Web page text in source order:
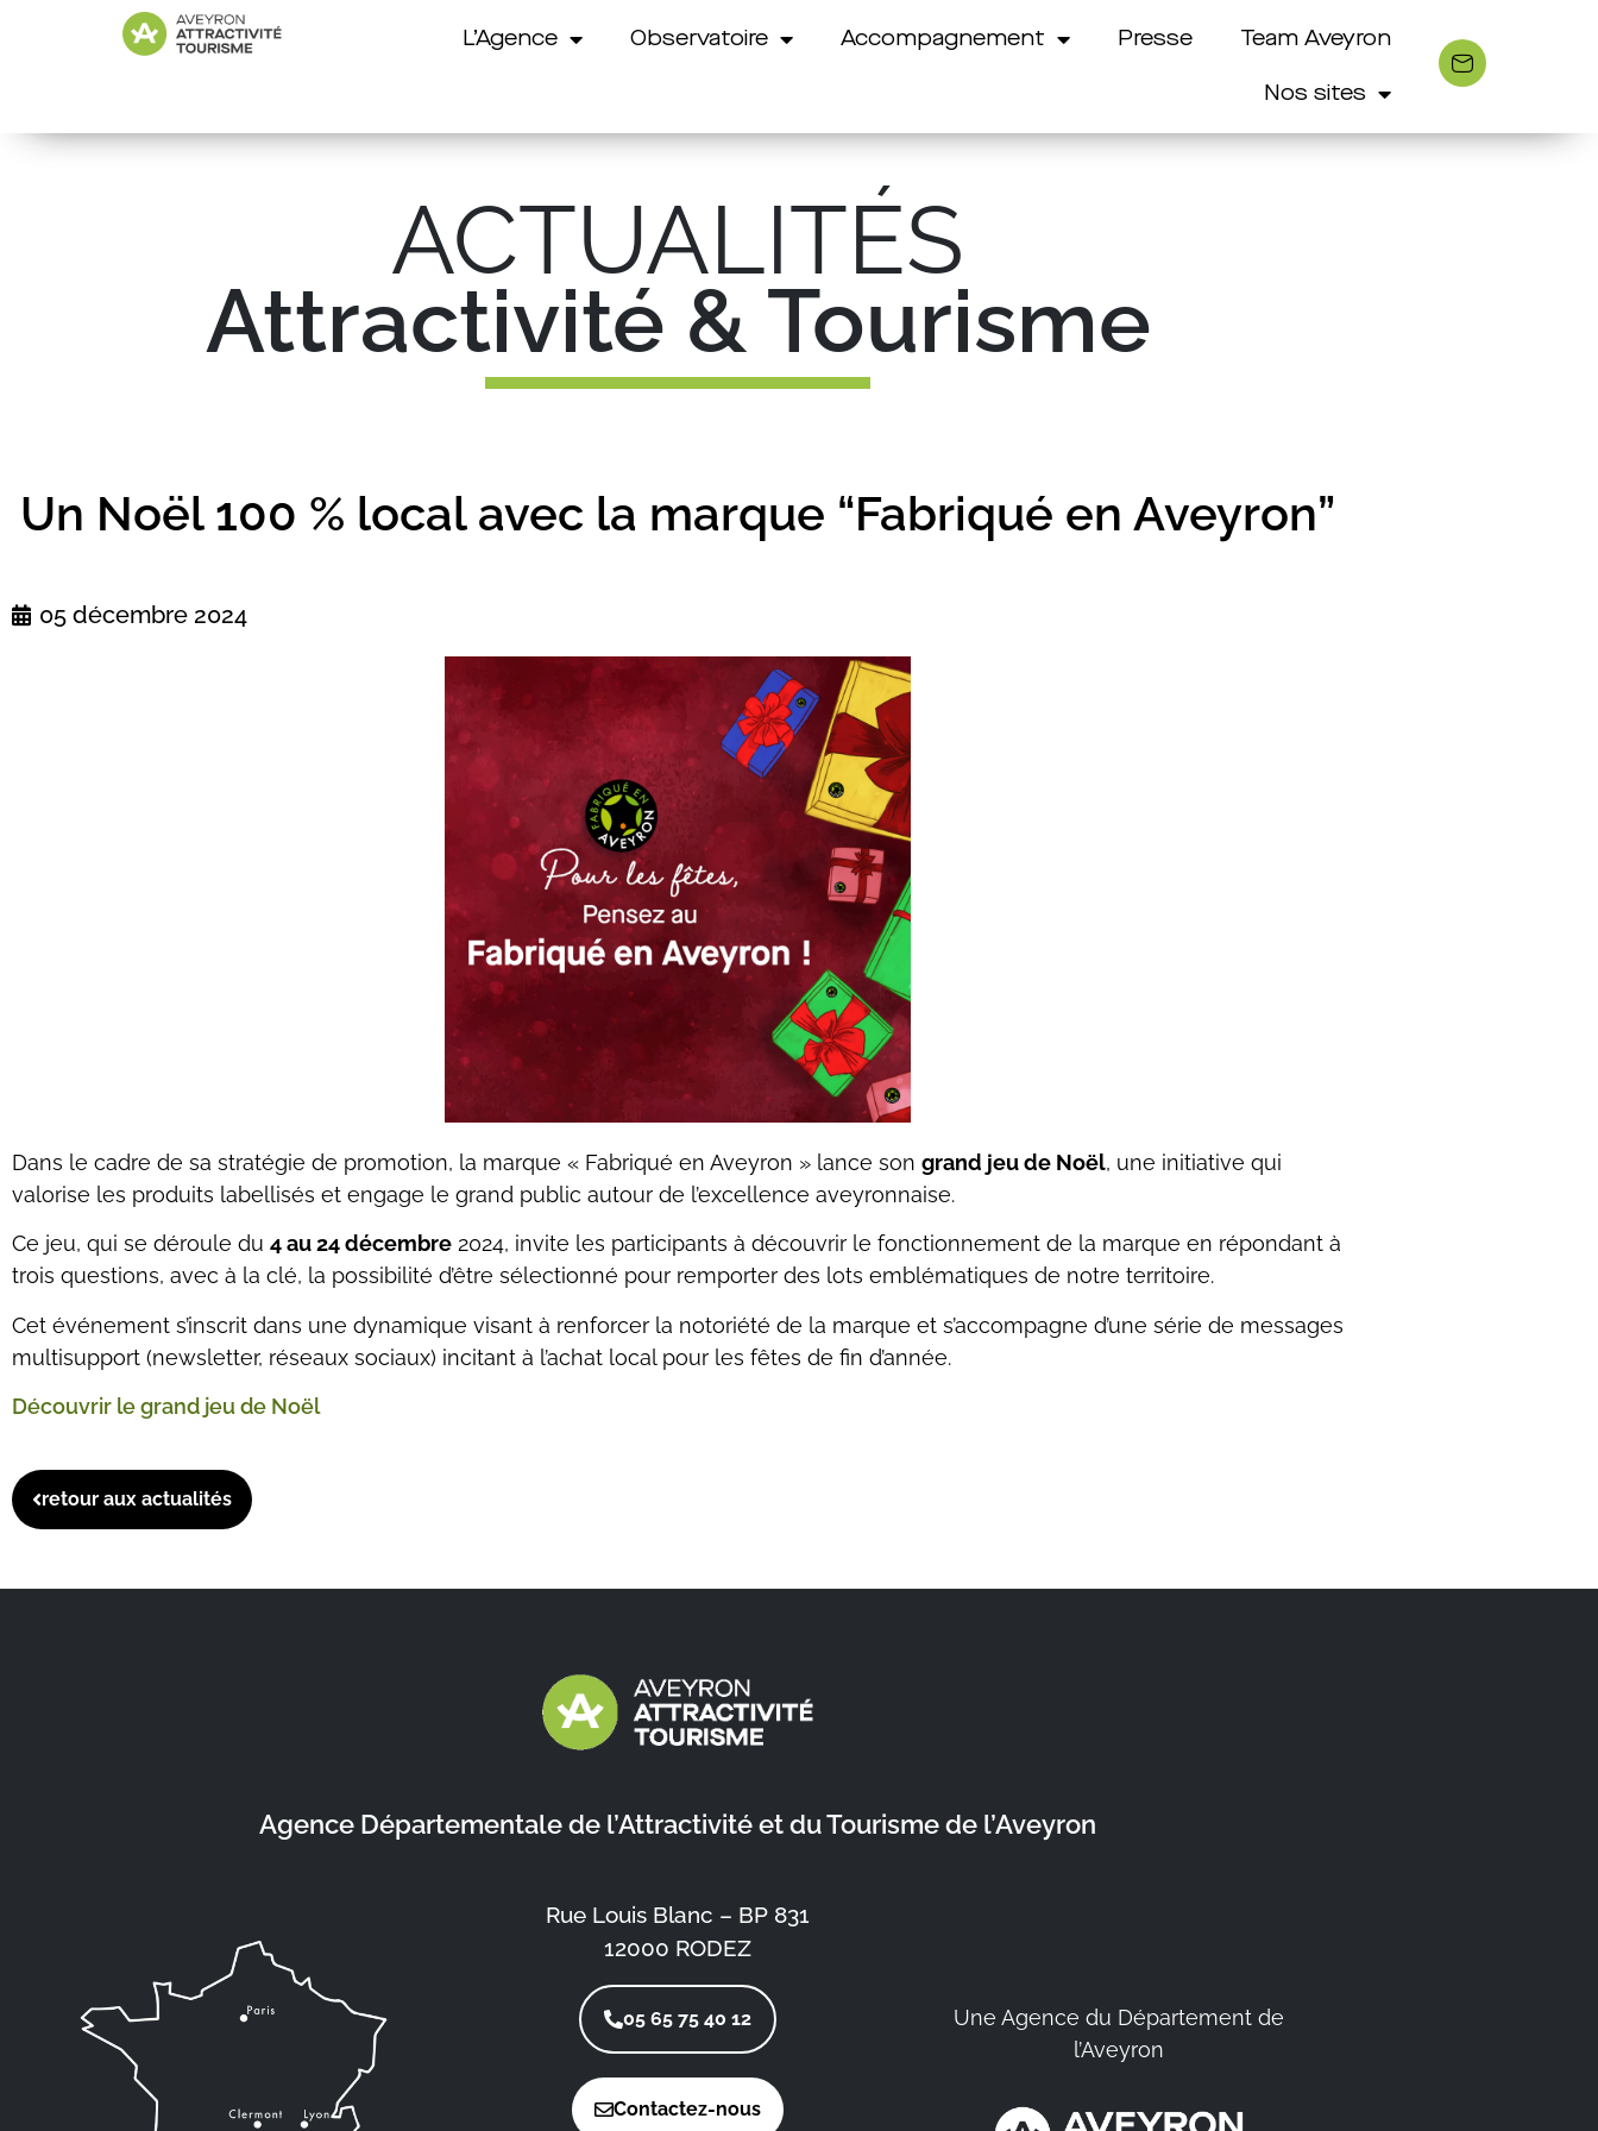
L’Agence Observatoire Accompagnement Presse Team Aveyron
Nos sites
ACTUALITÉS
Attractivité & Tourisme
Un Noël 100 % local avec la marque “Fabriqué en Aveyron”
05 décembre 2024
Dans le cadre de sa stratégie de promotion, la marque « Fabriqué en Aveyron » lance son grand jeu de Noël, une initiative qui
valorise les produits labellisés et engage le grand public autour de l’excellence aveyronnaise.
Ce jeu, qui se déroule du 4 au 24 décembre 2024, invite les participants à découvrir le fonctionnement de la marque en répondant à
trois questions, avec à la clé, la possibilité d’être sélectionné pour remporter des lots emblématiques de notre territoire.
Cet événement s’inscrit dans une dynamique visant à renforcer la notoriété de la marque et s’accompagne d’une série de messages
multisupport (newsletter, réseaux sociaux) incitant à l’achat local pour les fêtes de fin d’année.
Découvrir le grand jeu de Noël
retour aux actualités
Agence Départementale de l’Attractivité et du Tourisme de l’Aveyron
Rue Louis Blanc – BP 831
12000 RODEZ
05 65 75 40 12
Contactez-nous
Une Agence du Département de
l’Aveyron